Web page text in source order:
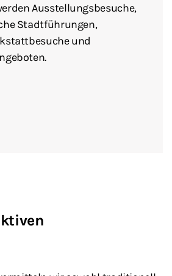
Ausstellungsbesuche,
Stadtführungen,
und